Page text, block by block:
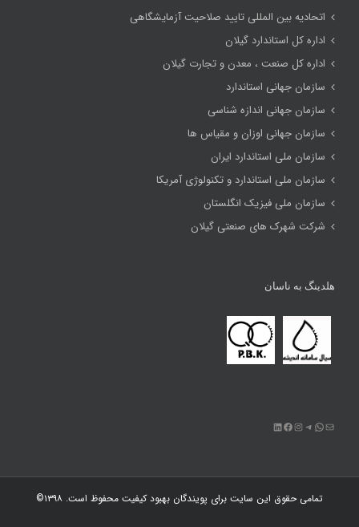
اتحادیه بین المللی تایید صلاحیت آزمایشگاهی
اداره کل استاندارد گیلان
اداره کل صنعت ، معدن و تجارت گیلان
سازمان جهانی استاندارد
سازمان جهانی اندازه شناسی
سازمان جهانی اوزان و مقیاس ها
سازمان ملی استاندارد ایران
سازمان ملی استاندارد و تکنولوژی آمریکا
سازمان ملی فیزیک انگلستان
شرکت شهرک های صنعتی گیلان
هلدینگ به ناسان
ایمیل واتس‌اپ
تلگراماینستاگرم
فیس‌بوک
تمامی حقوق این سایت برای پویندگان بهبود کیفیت محفوظ است. ۱۳۹۸©